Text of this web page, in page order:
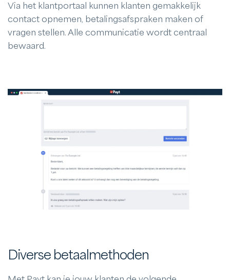
Via het klantportaal kunnen klanten gemakkelijk
contact opnemen, betalingsafspraken maken of
vragen stellen. Alle communicatie wordt centraal
bewaard.
Diverse betaalmethoden